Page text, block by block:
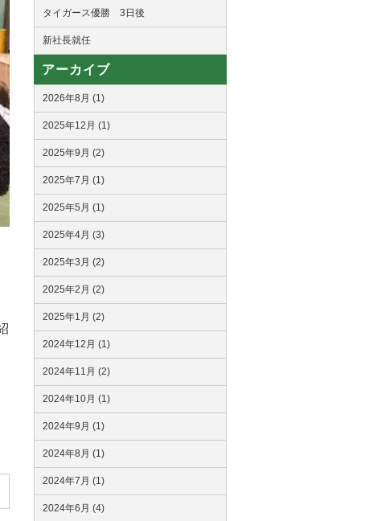
タイガース優勝 3日後
新社長就任
アーカイブ
2026年8月 (1)
2025年12月 (1)
2025年9月 (2)
2025年7月 (1)
2025年5月 (1)
2025年4月 (3)
2025年3月 (2)
2025年2月 (2)
2025年1月 (2)
2024年12月 (1)
2024年11月 (2)
2024年10月 (1)
2024年9月 (1)
2024年8月 (1)
2024年7月 (1)
2024年6月 (4)